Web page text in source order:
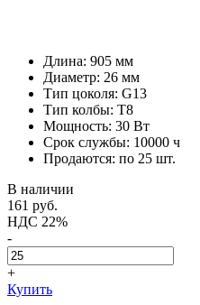
Длина: 905 мм
Диаметр: 26 мм
Тип цоколя: G13
Тип колбы: T8
Мощность: 30 Вт
Срок службы: 10000 ч
Продаются: по 25 шт.
В наличии
161 руб.
НДС 22%
-
+
Купить